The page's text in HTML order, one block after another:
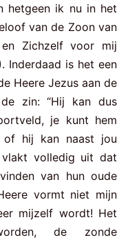
hetgeen ik nu in het
van de Zoon van
Zichzelf voor mij
Inderdaad is het een
Heere Jezus aan de
zin: “Hij kan dus
je kunt hem
of hij kan naast jou
vlakt volledig uit dat
van hun oude
vormt niet mijn
mijzelf wordt! Het
de zonde